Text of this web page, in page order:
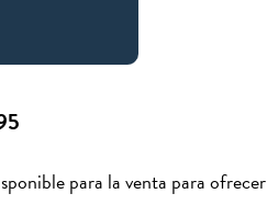
para la venta para ofrecer